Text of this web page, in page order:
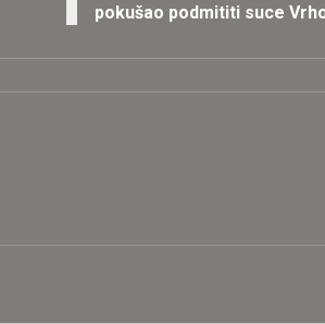
pokušao podmititi suce